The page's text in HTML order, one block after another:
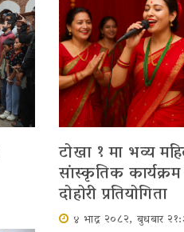
टोखा १ मा भव्य
सांस्कृतिक
दोहोरी प्रतियोगिता
४ भाद्र २०८२, बुधबार